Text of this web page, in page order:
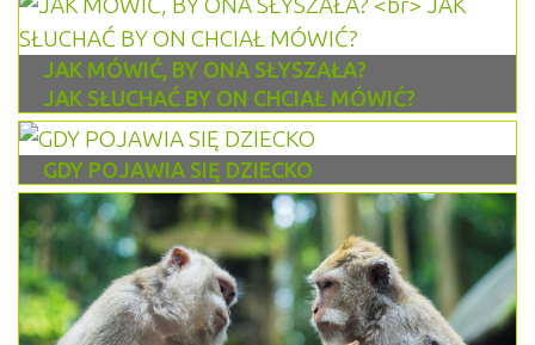
JAK MÓWIĆ, BY ONA SŁYSZAŁA?
JAK SŁUCHAĆ BY ON CHCIAŁ MÓWIĆ?
GDY POJAWIA SIĘ DZIECKO